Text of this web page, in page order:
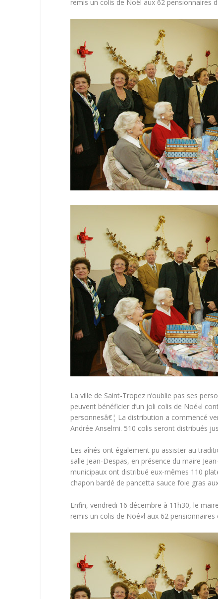
remis un colis de Noël aux 62 pensionnaires
La ville de Saint-Tropez n’oublie pas ses
peuvent bénéficier d’un joli colis de Noé«l
personnesâ€¦ La distribution a commencé
Andrée Anselmi. 510 colis seront distribués
Les aînés ont également pu assister au
salle Jean-Despas, en présence du maire
municipaux ont distribué eux-mêmes 110
chapon bardé de pancetta sauce foie gras
Enfin, vendredi 16 décembre à 11h30, le
remis un colis de Noé«l aux 62